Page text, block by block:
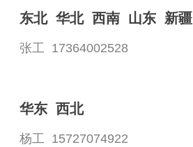
东北 华北 西南 山东 新疆
张工 17364002528
华东 西北
杨工 15727074922